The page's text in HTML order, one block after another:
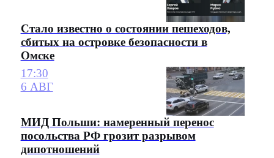
Стало известно о состоянии пешеходов,
сбитых на островке безопасности в
Омске
17:30
6 АВГ
МИД Польши: намеренный перенос
посольства РФ грозит разрывом
дипотношений